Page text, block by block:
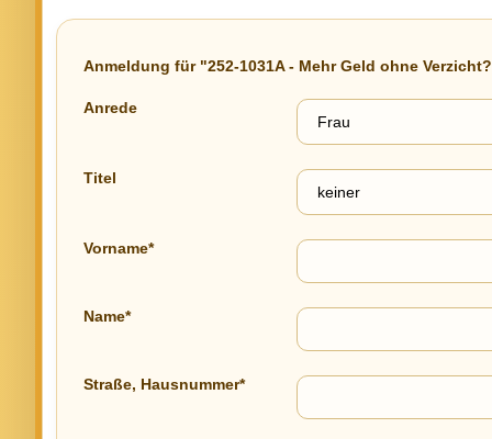
Anmeldung für "252-1031A - Mehr Geld ohne
Anrede
Titel
Vorname*
Name*
Straße, Hausnummer*